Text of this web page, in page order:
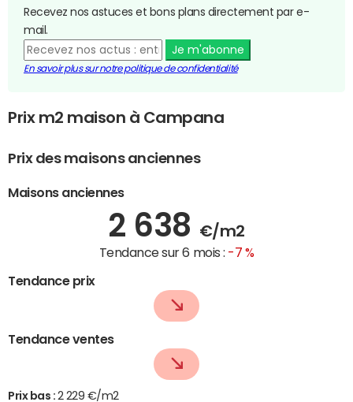
Recevez nos astuces et bons plans directement par e-
mail.
Je m'abonne
En savoir plus sur notre politique de confidentialité
Prix m2 maison à Campana
Prix des maisons anciennes
Maisons anciennes
2 638 €/m2
Tendance sur 6 mois : -7 %
Tendance prix
Tendance ventes
Prix bas : 2 229 €/m2